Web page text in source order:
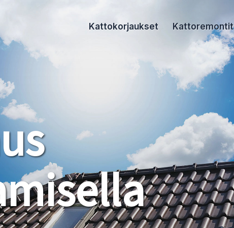
Kattokorjaukset Kattoremontit